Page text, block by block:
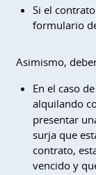
Si el
formulario
Asimismo,
En el caso
alquilando
presentar
surja que
contrato,
vencido y